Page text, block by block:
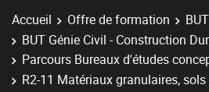
Accueil Offre de formation
BUT
BUT Génie Civil - Construction
Parcours Bureaux d'études
R2-11 Matériaux granulaires,